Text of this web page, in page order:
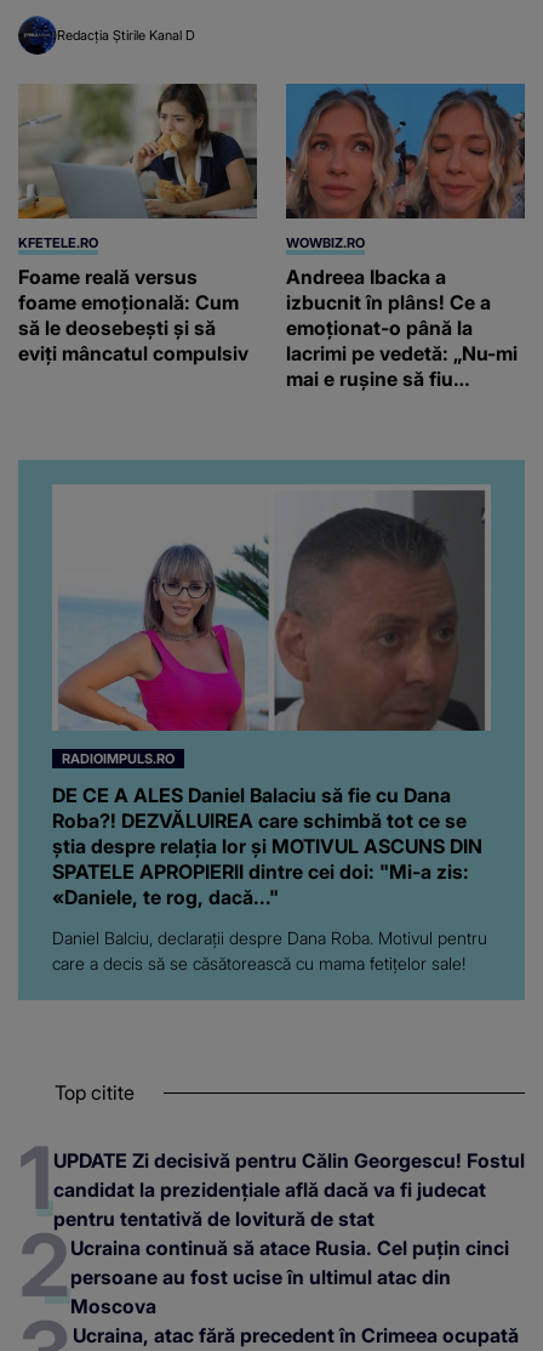
Redacția Știrile Kanal D
KFETELE.RO
Foame reală versus
foame emoțională: Cum
să le deosebești și să
eviți mâncatul compulsiv
WOWBIZ.RO
Andreea Ibacka a
izbucnit în plâns! Ce a
emoționat-o până la
lacrimi pe vedetă: „Nu-mi
mai e rușine să fiu
RADIOIMPULS.RO
DE CE A ALES Daniel Balaciu să fie cu Dana
Roba?! DEZVĂLUIREA care schimbă tot ce se
știa despre relația lor și MOTIVUL ASCUNS DIN
SPATELE APROPIERII dintre cei doi: "Mi-a zis:
«Daniele, te rog, dacă..."
Daniel Balciu, declarații despre Dana Roba. Motivul pentru
care a decis să se căsătorească cu mama fetițelor sale!
Top citite
UPDATE Zi decisivă pentru Călin Georgescu! Fostul
candidat la prezidențiale află dacă va fi judecat
pentru tentativă de lovitură de stat
Ucraina continuă să atace Rusia. Cel puțin cinci
persoane au fost ucise în ultimul atac din
Moscova
Ucraina, atac fără precedent în Crimeea ocupată